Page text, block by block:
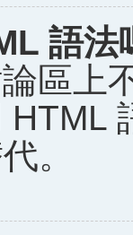
語法
區上
。